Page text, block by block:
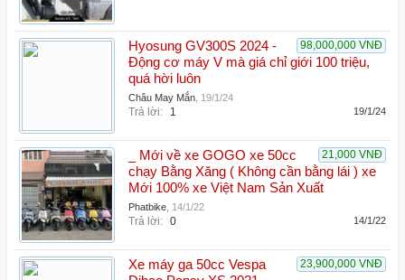
98,000,000 VNĐ
Hyosung GV300S 2024 -
Động cơ máy V mà giá chỉ giới 100 triệu,
quá hời luôn
Châu May Mắn 19/1/24
Trả lời: 1 19/1/24
21,000 VNĐ
_ Mới về xe GOGO xe 50cc
chạy Bằng Xăng ( Không cần bằng lái ) xe
Mới 100% xe Việt Nam Sản Xuất
Phatbike 14/1/22
Trả lời: 0 14/1/22
23,900,000 VNĐ
Xe máy ga 50cc Vespa